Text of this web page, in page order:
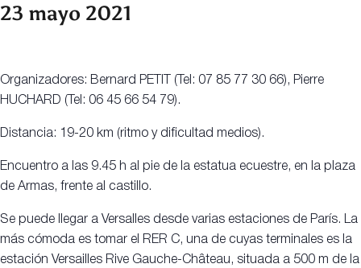
23 mayo 2021
Organizadores: Bernard PETIT (Tel: 07 85 77 30 66), Pierre
HUCHARD (Tel: 06 45 66 54 79).
Distancia: 19-20 km (ritmo y dificultad medios).
Encuentro a las 9.45 h al pie de la estatua ecuestre, en la plaza
de Armas, frente al castillo.
Se puede llegar a Versalles desde varias estaciones de París. La
más cómoda es tomar el RER C, una de cuyas terminales es la
estación Versailles Rive Gauche-Château, situada a 500 m de la